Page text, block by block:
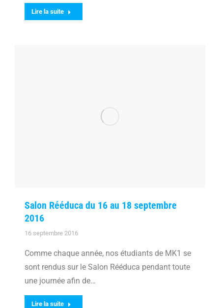
Lire la suite
Salon Rééduca du 16 au 18 septembre
2016
16 septembre 2016
Comme chaque année, nos étudiants de MK1 se
sont rendus sur le Salon Rééduca pendant toute
une journée afin de…
Lire la suite